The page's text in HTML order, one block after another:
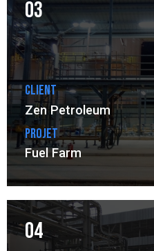
03
Client
Zen Petroleum
Projet
Fuel Farm
04